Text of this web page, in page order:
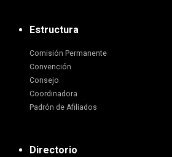
Estructura
Comisión Permanente
Convención
Consejo
Coordinadora
Padrón de Afiliados
Directorio